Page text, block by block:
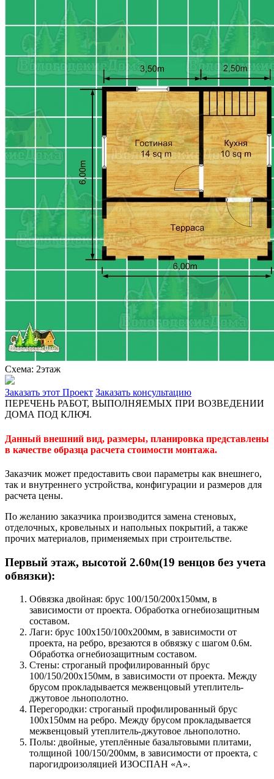
Схема: 2этаж
Заказать этот Проект Заказать консультацию
ПЕРЕЧЕНЬ РАБОТ, ВЫПОЛНЯЕМЫХ ПРИ ВОЗВЕДЕНИИ
ДОМА ПОД КЛЮЧ.
Данный внешний вид, размеры, планировка представлены
в качестве образца расчета стоимости монтажа.
Заказчик может предоставить свои параметры как внешнего,
так и внутреннего устройства, конфигурации и размеров для
расчета цены.
По желанию заказчика производится замена стеновых,
отделочных, кровельных и напольных покрытий, а также
прочих материалов, применяемых при строительстве.
Первый этаж, высотой 2.60м(19 венцов без учета
обвязки):
Обвязка двойная: брус 100/150/200х150мм, в
зависимости от проекта. Обработка огнебиозащитным
составом.
Лаги: брус 100х150/100х200мм, в зависимости от
проекта, на ребро, врезаются в обвязку с шагом 0.6м.
Обработка огнебиозащитным составом.
Стены: строганый профилированный брус
100/150/200х150мм, в зависимости от проекта. Между
брусом прокладывается межвенцовый утеплитель-
джутовое льнополотно.
Перегородки: строганый профилированный брус
100х150мм на ребро. Между брусом прокладывается
межвенцовый утеплитель-джутовое льнополотно.
Полы: двойные, утеплённые базальтовыми плитами,
толщиной 100/150/200мм, в зависимости от проекта, с
парогидроизоляцией ИЗОСПАН «А».